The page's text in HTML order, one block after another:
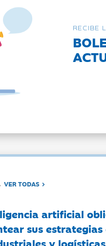
RECIBE
VER TODAS
artificial
sus estrategias
y logísticas